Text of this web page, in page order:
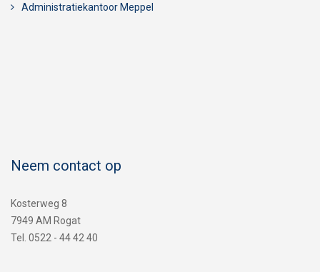
Administratiekantoor Meppel
Neem contact op
Kosterweg 8
7949 AM Rogat
Tel. 0522 - 44 42 40